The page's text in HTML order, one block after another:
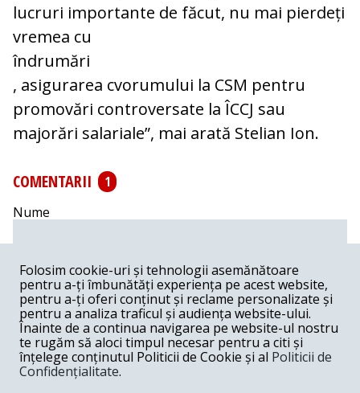
lucruri importante de făcut, nu mai pierdeți
vremea cu
îndrumări
, asigurarea cvorumului la CSM pentru
promovări controversate la ÎCCJ sau
majorări salariale”, mai arată Stelian Ion.
COMENTARII
1
Nume
Comentariu
Folosim cookie-uri și tehnologii asemănătoare
pentru a-ți îmbunătăți experiența pe acest website,
pentru a-ți oferi conținut și reclame personalizate și
pentru a analiza traficul și audiența website-ului.
Înainte de a continua navigarea pe website-ul nostru
te rugăm să aloci timpul necesar pentru a citi și
înțelege conținutul Politicii de Cookie și al Politicii de
Confidențialitate.